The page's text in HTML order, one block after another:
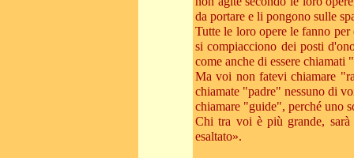
da portare e li pongono sulle
Tutte le loro opere le fanno
si compiacciono dei posti
come anche di essere chiamati
Ma voi non fatevi chiamare
chiamate "padre" nessuno di
chiamare "guide", perché uno
Chi tra voi è più grande, sarà
esaltato».